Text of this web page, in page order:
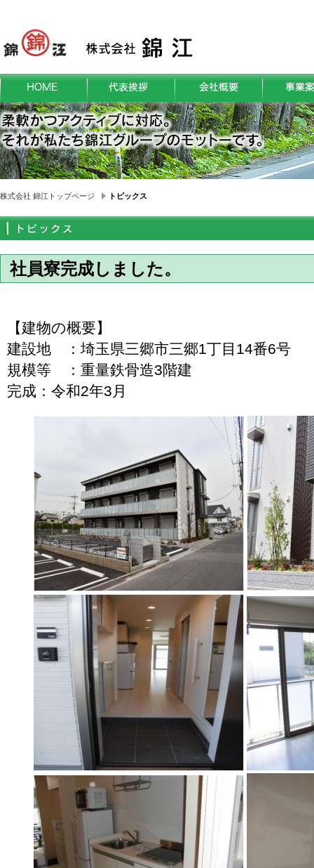
株式会社 錦江トップページ トピックス
社員寮完成しました。
【建物の概要】
建設地 ：埼玉県三郷市三郷1丁目14番6号
規模等 ：重量鉄骨造3階建
完成：令和2年3月